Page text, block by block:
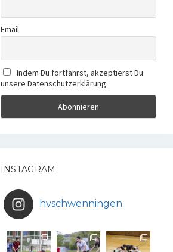
Email
Indem Du fortfährst, akzeptierst Du
unsere Datenschutzerklärung.
INSTAGRAM
hvschwenningen